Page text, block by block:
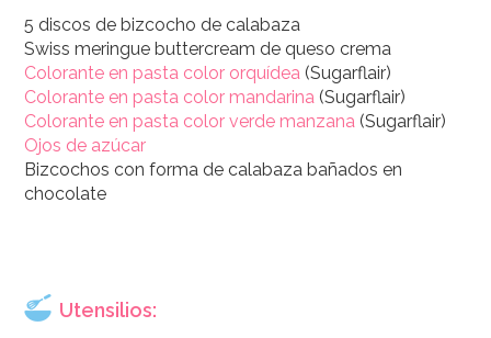
5 discos de bizcocho de calabaza
Swiss meringue buttercream de queso crema
Colorante en pasta color orquídea (Sugarflair)
Colorante en pasta color mandarina(Sugarflair)
Colorante en pasta color verde manzana (Sugarflair)
Ojos de azúcar
Bizcochos con forma de calabaza bañados en
chocolate
Utensilios: